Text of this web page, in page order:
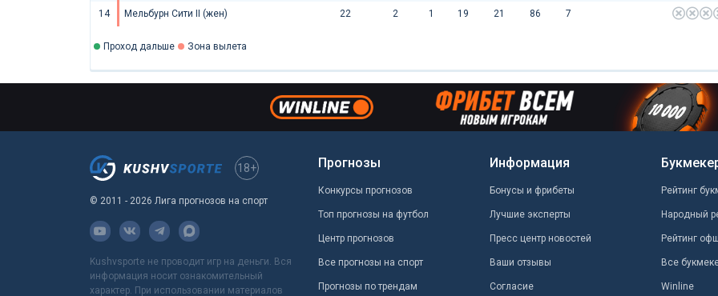
14 Мельбурн Сити II (жен) 22 2 1 19 21 86 7
Проход дальше Зона вылета
18+
© 2011 - 2026 Лига прогнозов на спорт
Kushvsporte не проводит игр на деньги. Вся
информация носит ознакомительный
характер. При использовании материалов
Прогнозы
Конкурсы прогнозов
Топ прогнозы на футбол
Центр прогнозов
Все прогнозы на спорт
Прогнозы по трендам
Информация
Бонусы и фрибеты
Лучшие эксперты
Пресс центр новостей
Ваши отзывы
Согласие
Рейтинг
Народный
Рейтинг
Все
Winline